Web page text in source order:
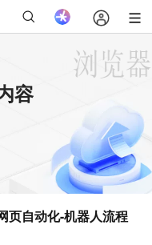
容
页自动化-机器人流程